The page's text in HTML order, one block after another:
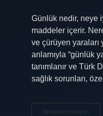
Günlük nedir, neye
maddeler içerir.
ve çürüyen yaraları
anlamıyla “günlük
tanımlanır ve Türk
sağlık sorunları,
Devamını okuyun